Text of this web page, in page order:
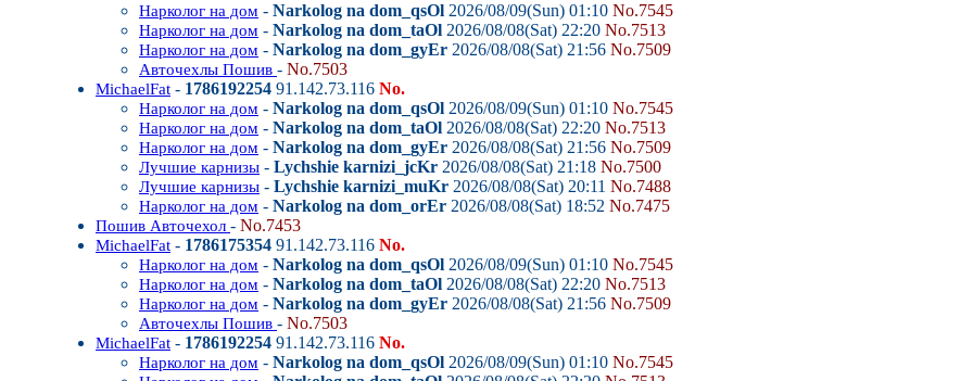
Нарколог на дом - Narkolog na dom_qsOl 2026/08/09(Sun) 01:10 No.7545
Нарколог на дом - Narkolog na dom_taOl 2026/08/08(Sat) 22:20 No.7513
Нарколог на дом - Narkolog na dom_gyEr 2026/08/08(Sat) 21:56 No.7509
Авточехлы Пошив - No.7503
MichaelFat - 1786192254 91.142.73.116 No.
Нарколог на дом - Narkolog na dom_qsOl 2026/08/09(Sun) 01:10 No.7545
Нарколог на дом - Narkolog na dom_taOl 2026/08/08(Sat) 22:20 No.7513
Нарколог на дом - Narkolog na dom_gyEr 2026/08/08(Sat) 21:56 No.7509
Лучшие карнизы - Lychshie karnizi_jcKr 2026/08/08(Sat) 21:18 No.7500
Лучшие карнизы - Lychshie karnizi_muKr 2026/08/08(Sat) 20:11 No.7488
Нарколог на дом - Narkolog na dom_orEr 2026/08/08(Sat) 18:52 No.7475
Пошив Авточехол - No.7453
MichaelFat - 1786175354 91.142.73.116 No.
Нарколог на дом - Narkolog na dom_qsOl 2026/08/09(Sun) 01:10 No.7545
Нарколог на дом - Narkolog na dom_taOl 2026/08/08(Sat) 22:20 No.7513
Нарколог на дом - Narkolog na dom_gyEr 2026/08/08(Sat) 21:56 No.7509
Авточехлы Пошив - No.7503
MichaelFat - 1786192254 91.142.73.116 No.
Нарколог на дом - Narkolog na dom_qsOl 2026/08/09(Sun) 01:10 No.7545